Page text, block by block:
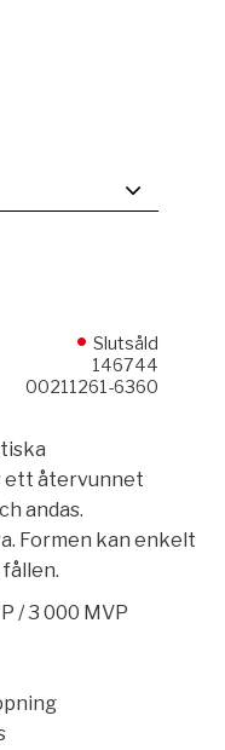
Slutsåld
146744
00211261-6360
ett återvunnet
andas.
Formen kan enkelt
/ 3 000 MVP